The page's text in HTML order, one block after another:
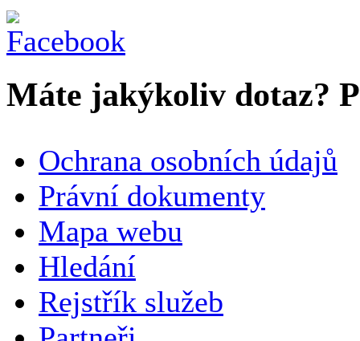
Máte jakýkoliv dotaz?
SPOLEČNOST / ORGANIZACE
E-MAILOVÁ ADRESA
TELEFON
Ochrana osobních údajů
Právní dokumenty
Mapa webu
Hledání
Rejstřík služeb